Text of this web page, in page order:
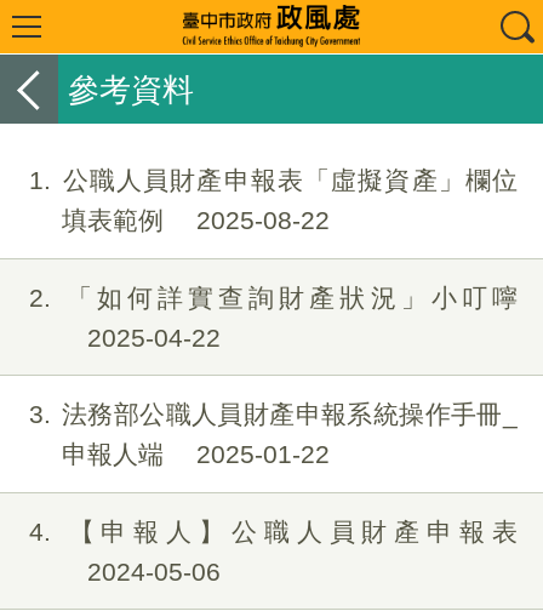
參考資料
1
公職人員財產申報表「虛擬資產」欄位
填表範例
2025-08-22
2
「如何詳實查詢財產狀況」小叮嚀
2025-04-22
3
法務部公職人員財產申報系統操作手冊_
申報人端
2025-01-22
4
【申報人】公職人員財產申報表
2024-05-06